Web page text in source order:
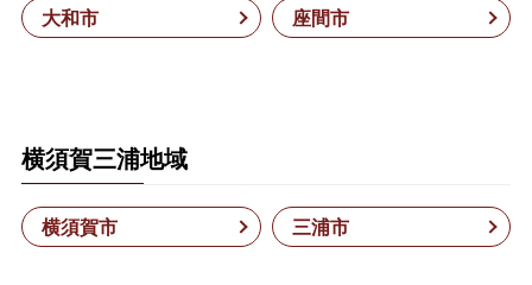
大和市 座間市
横須賀三浦地域
横須賀市 三浦市